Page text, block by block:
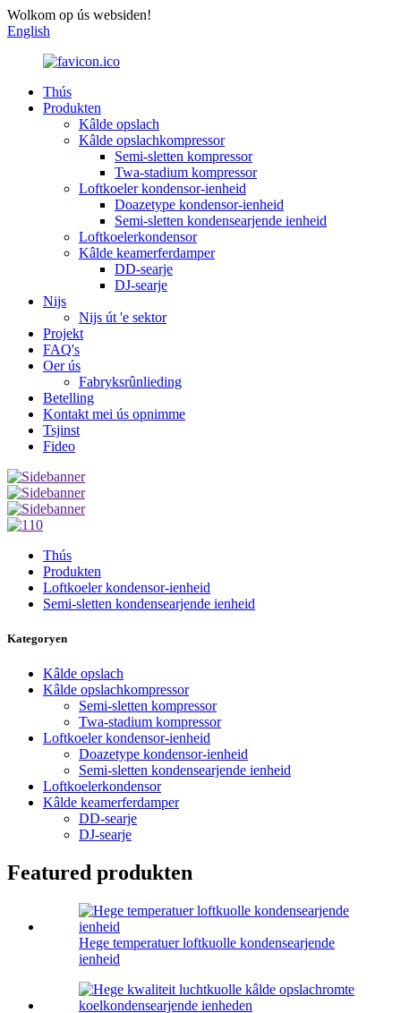
Wolkom op ús websiden!
English
Thús
Produkten
Kâlde opslach
Kâlde opslachkompressor
Semi-sletten kompressor
Twa-stadium kompressor
Loftkoeler kondensor-ienheid
Doazetype kondensor-ienheid
Semi-sletten kondensearjende ienheid
Loftkoelerkondensor
Kâlde keamerferdamper
DD-searje
DJ-searje
Nijs
Nijs út 'e sektor
Projekt
FAQ's
Oer ús
Fabryksrûnlieding
Betelling
Kontakt mei ús opnimme
Tsjinst
Fideo
Thús
Produkten
Loftkoeler kondensor-ienheid
Semi-sletten kondensearjende ienheid
Kategoryen
Kâlde opslach
Kâlde opslachkompressor
Semi-sletten kompressor
Twa-stadium kompressor
Loftkoeler kondensor-ienheid
Doazetype kondensor-ienheid
Semi-sletten kondensearjende ienheid
Loftkoelerkondensor
Kâlde keamerferdamper
DD-searje
DJ-searje
Featured produkten
Hege temperatuer loftkuolle kondensearjende
ienheid